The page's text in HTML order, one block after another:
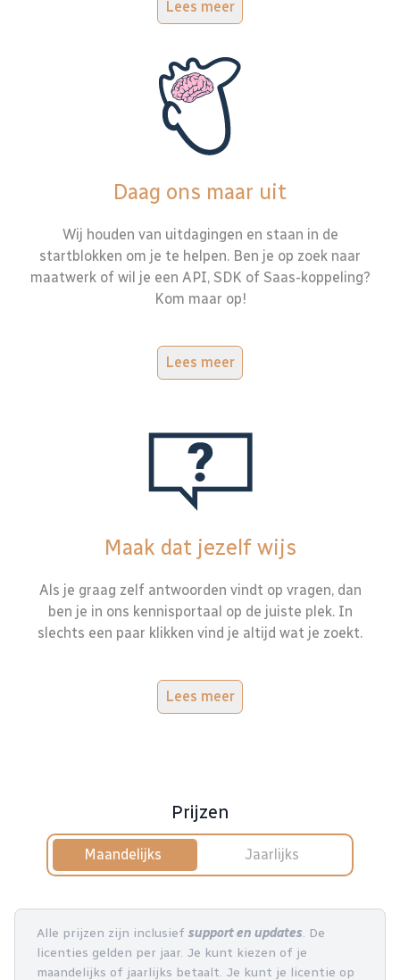
Lees meer
Daag ons maar uit
Wij houden van uitdagingen en staan in de
startblokken om je te helpen. Ben je op zoek naar
maatwerk of wil je een API, SDK of Saas-koppeling?
Kom maar op!
Lees meer
Maak dat jezelf wijs
Als je graag zelf antwoorden vindt op vragen, dan
ben je in ons kennisportaal op de juiste plek. In
slechts een paar klikken vind je altijd wat je zoekt.
Lees meer
Prijzen
Maandelijks Jaarlijks
Alle prijzen zijn inclusief support en updates. De
licenties gelden per jaar. Je kunt kiezen of je
maandelijks of jaarlijks betaalt. Je kunt je licentie op